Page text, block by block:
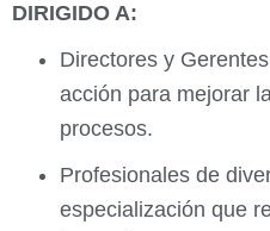
DIRIGIDO A:
Directores y
acción para mejorar
procesos.
Profesionales de
especialización que